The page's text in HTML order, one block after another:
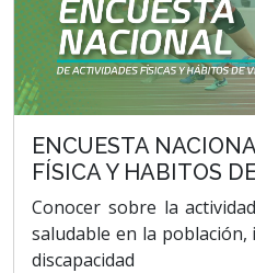
ENCUESTA
FÍSICA Y HABITOS
Conocer sobre la
saludable en la
discapacidad